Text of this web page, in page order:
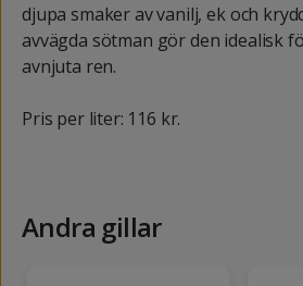
djupa smaker av vanilj, ek och
avvägda sötman gör den idealisk
avnjuta ren.
Pris per liter: 116 kr.
Andra gillar